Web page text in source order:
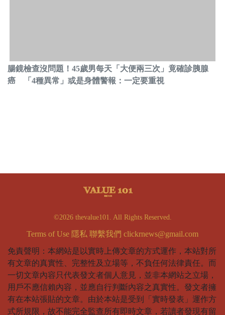
腸鏡檢查沒問題！45歲男每天「大便兩三次」竟確診胰腺
癌 「4種異常」或是身體警報：一定要重視
©2026 thevalue101. All Rights Reserved.
Terms of Use 隱私 聯繫我們 clickrnews@gmail.com
免責聲明：本網站是以實時上傳文章的方式運作，本站對所
有文章的真實性、完整性及立場等，不負任何法律責任。而
一切文章內容只代表發文者個人意見，並非本網站之立場，
用戶不應信賴內容，並應自行判斷內容之真實性。發文者擁
有在本站張貼的文章。由於本站是受到「實時發表」運作方
式所規限，故不能完全監查所有即時文章，若讀者發現有留